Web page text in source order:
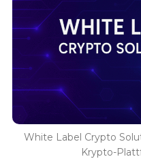
White Label Crypto
Krypto-